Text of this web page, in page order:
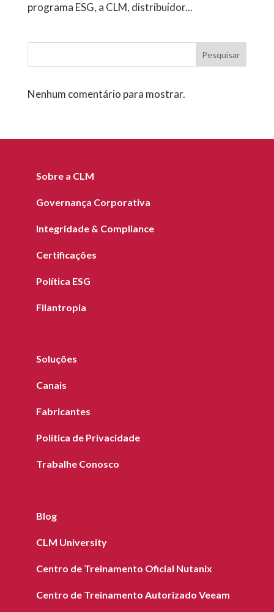
programa ESG, a CLM, distribuidor...
Pesquisar
Nenhum comentário para mostrar.
Sobre a CLM
Governança Corporativa
Integridade & Compliance
Certificações
Política ESG
Filantropia
Soluções
Canais
Fabricantes
Política de Privacidade
Trabalhe Conosco
Blog
CLM University
Centro de Treinamento Oficial Nutanix
Centro de Treinamento Autorizado Veeam